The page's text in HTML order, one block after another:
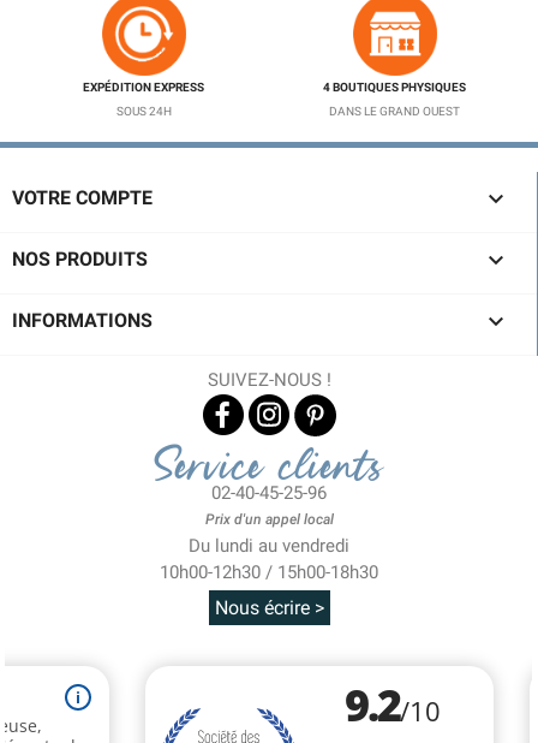
EXPÉDITION EXPRESS
SOUS 24H
4 BOUTIQUES PHYSIQUES
DANS LE GRAND OUEST
VOTRE COMPTE 
NOS PRODUITS 
INFORMATIONS 
SUIVEZ-NOUS !
Service clients
02-40-45-25-96
Prix d'un appel local
Du lundi au vendredi
10h00-12h30 / 15h00-18h30
Nous écrire >